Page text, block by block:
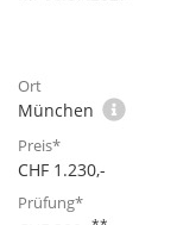
München
CHF 1.230,-